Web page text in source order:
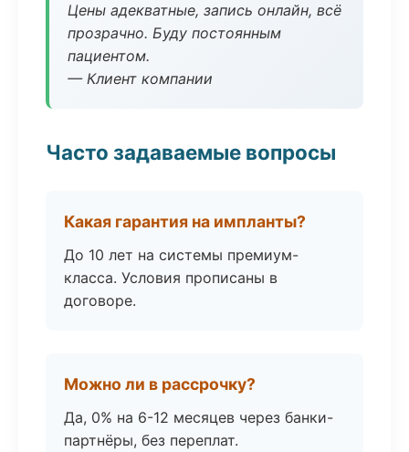
Цены адекватные, запись онлайн, всё
прозрачно. Буду постоянным
пациентом.
— Клиент компании
Часто задаваемые вопросы
Какая гарантия на импланты?
До 10 лет на системы премиум-
класса. Условия прописаны в
договоре.
Можно ли в рассрочку?
Да, 0% на 6-12 месяцев через банки-
партнёры, без переплат.